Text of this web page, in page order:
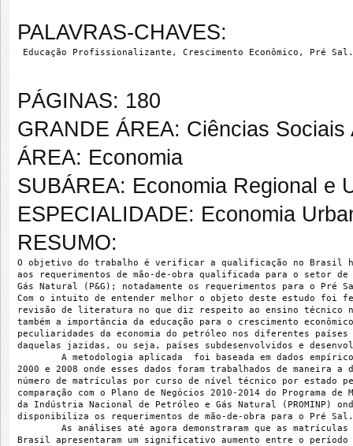
PALAVRAS-CHAVES:
Educação Profissionalizante, Crescimento Econômico, Pré Sal.
PÁGINAS: 180
GRANDE ÁREA: Ciências Sociais
ÁREA: Economia
SUBÁREA: Economia Regional e
ESPECIALIDADE: Economia
RESUMO:
O objetivo do trabalho é verificar a qualificação no Brasil
aos requerimentos de mão-de-obra qualificada para o setor
Gás Natural (P&G); notadamente os requerimentos para o Pré
Com o intuito de entender melhor o objeto deste estudo foi
revisão de literatura no que diz respeito ao ensino técnico
também a importância da educação para o crescimento
peculiaridades da economia do petróleo nos diferentes países
daquelas jazidas, ou seja, países subdesenvolvidos e
A metodologia aplicada  foi baseada em dados
2000 e 2008 onde esses dados foram trabalhados de maneira a
número de matrículas por curso de nível técnico por estado
comparação com o Plano de Negócios 2010-2014 do Programa de
da Indústria Nacional de Petróleo e Gás Natural (PROMINP)
disponibiliza os requerimentos de mão-de-obra para o Pré Sal.
As análises até agora demonstraram que as matrículas
Brasil apresentaram um significativo aumento entre o período